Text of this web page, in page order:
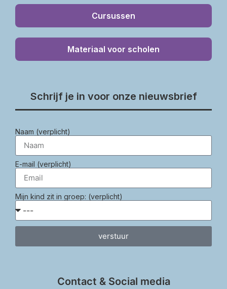
Cursussen
Materiaal voor scholen
Schrijf je in voor onze nieuwsbrief
Naam (verplicht)
E-mail (verplicht)
Mijn kind zit in groep: (verplicht)
verstuur
Contact & Social media